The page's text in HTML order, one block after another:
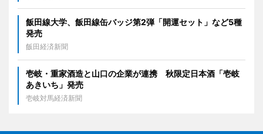
飯田線大学、飯田線缶バッジ第2弾「開運セット」など5種
発売
飯田経済新聞
壱岐・重家酒造と山口の企業が連携 秋限定日本酒「壱岐
あきいち」発売
壱岐対馬経済新聞